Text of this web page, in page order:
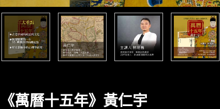
《萬曆十五年》黃仁宇